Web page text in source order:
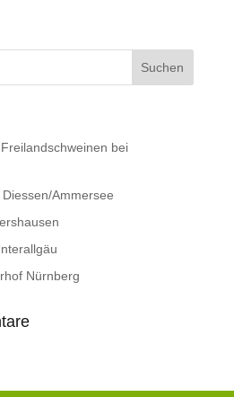
bei
Ammersee
Nürnberg